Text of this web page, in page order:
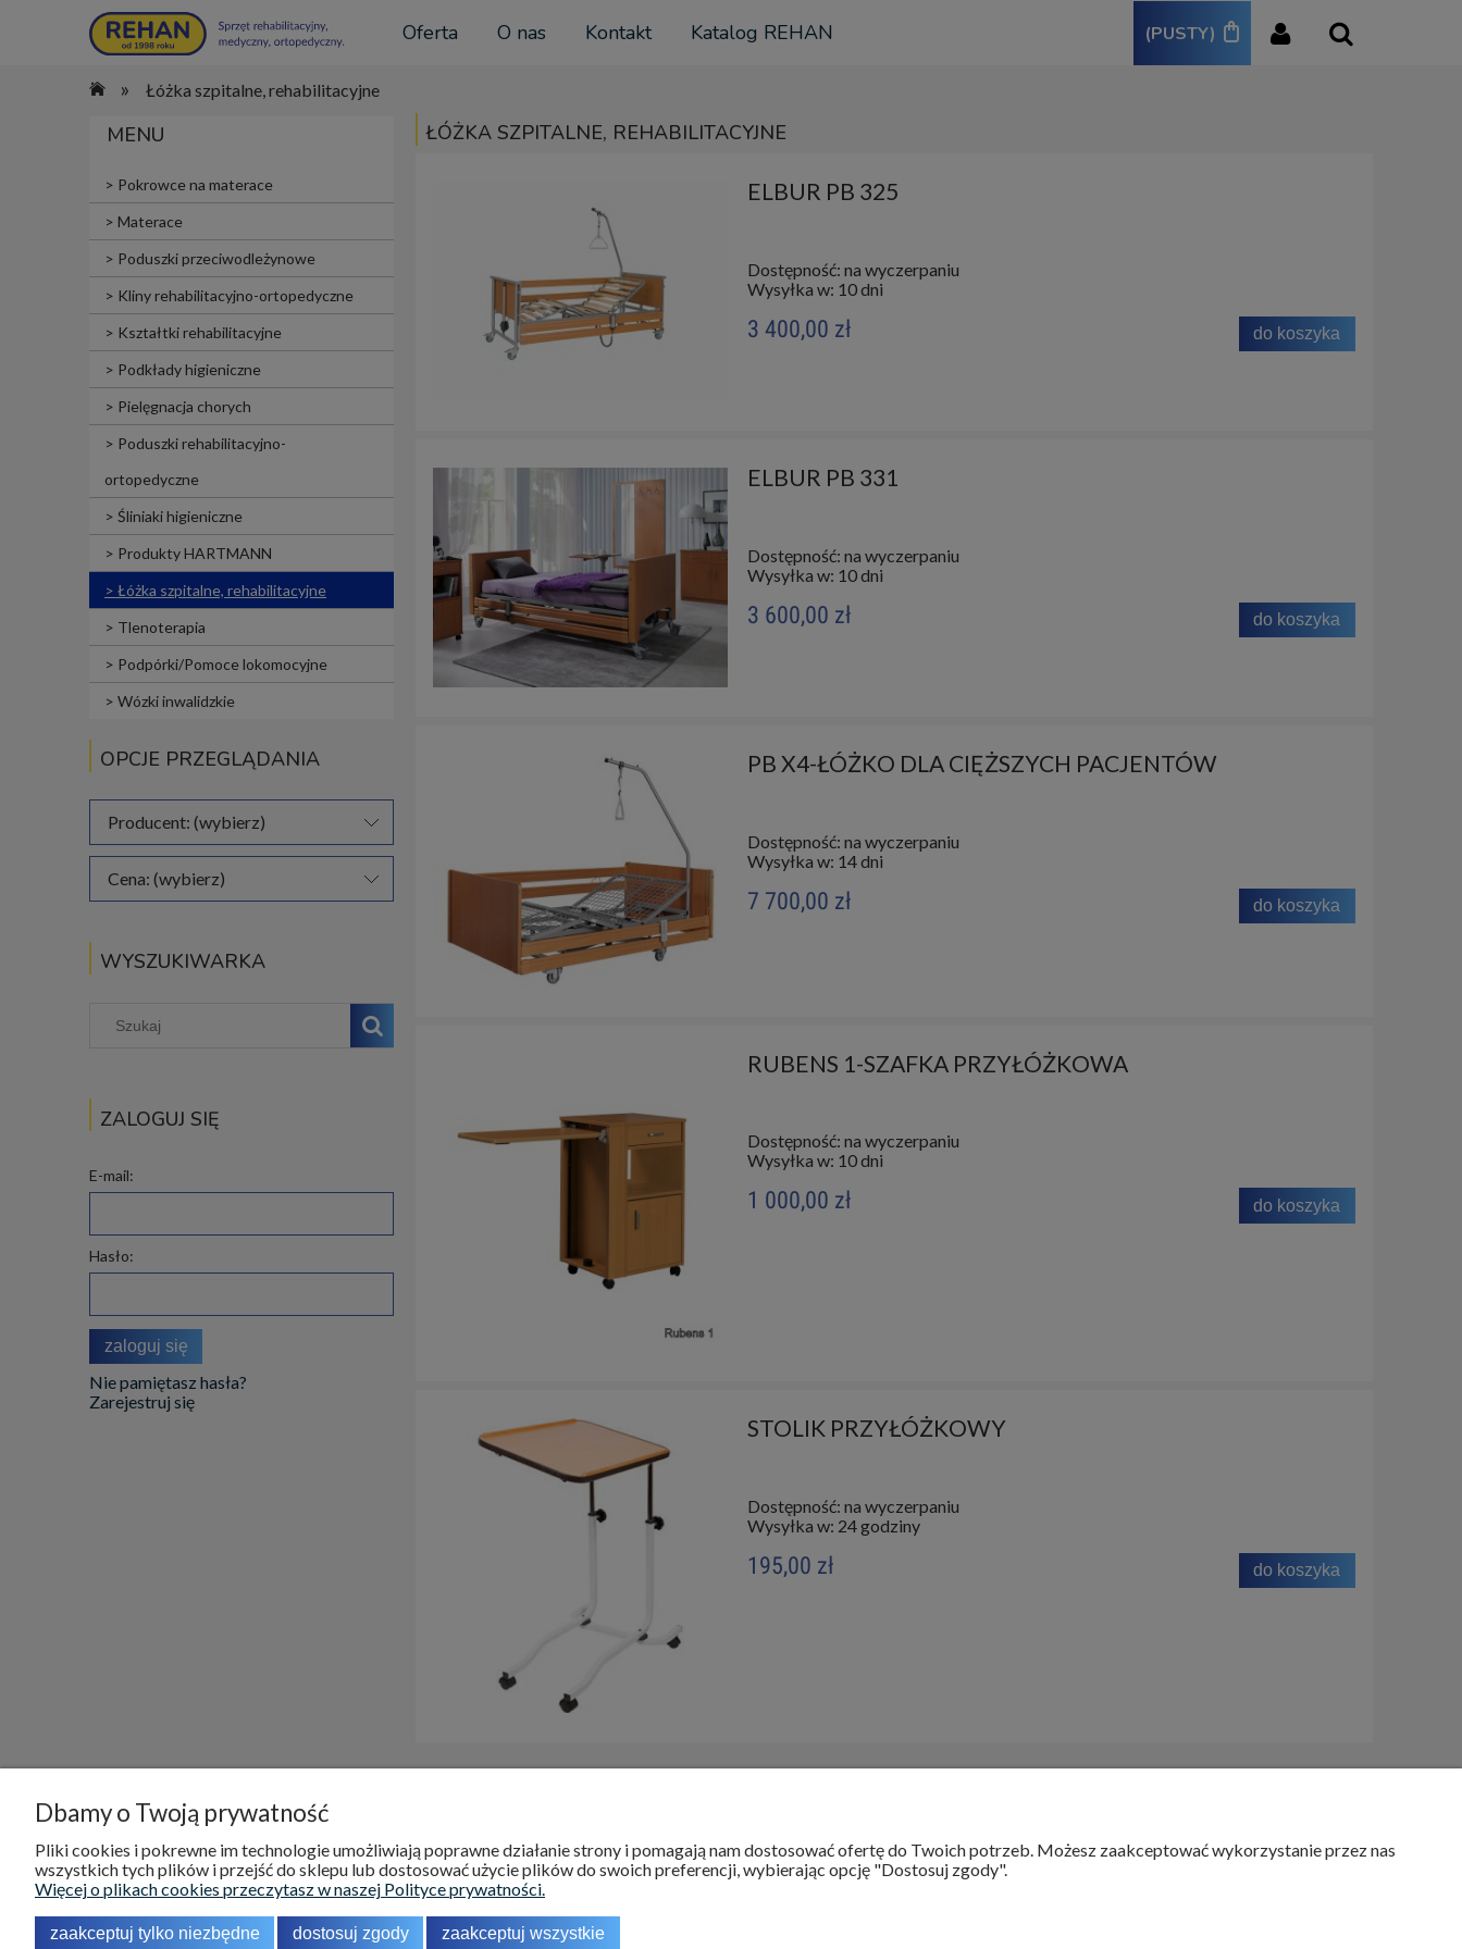
(PUSTY)
Oferta O nas Kontakt Katalog REHAN
» Łóżka szpitalne, rehabilitacyjne
MENU
Pokrowce na materace
Materace
Poduszki przeciwodleżynowe
Kliny rehabilitacyjno-ortopedyczne
Kształtki rehabilitacyjne
Podkłady higieniczne
Pielęgnacja chorych
Poduszki rehabilitacyjno-
ortopedyczne
Śliniaki higieniczne
Produkty HARTMANN
Łóżka szpitalne, rehabilitacyjne
Tlenoterapia
Podpórki/Pomoce lokomocyjne
Wózki inwalidzkie
OPCJE PRZEGLĄDANIA
Producent: (wybierz)
Cena: (wybierz)
WYSZUKIWARKA
ZALOGUJ SIĘ
E-mail:
Hasło:
zaloguj się
Nie pamiętasz hasła?
Zarejestruj się
ŁÓŻKA SZPITALNE, REHABILITACYJNE
ELBUR PB 325
Dostępność: na wyczerpaniu
Wysyłka w: 10 dni
3 400,00 zł do koszyka
ELBUR PB 331
Dostępność: na wyczerpaniu
Wysyłka w: 10 dni
3 600,00 zł do koszyka
PB X4-ŁÓŻKO DLA CIĘŻSZYCH PACJENTÓW
Dostępność: na wyczerpaniu
Wysyłka w: 14 dni
7 700,00 zł do koszyka
RUBENS 1-SZAFKA PRZYŁÓŻKOWA
Dostępność: na wyczerpaniu
Wysyłka w: 10 dni
1 000,00 zł do koszyka
STOLIK PRZYŁÓŻKOWY
Dostępność: na wyczerpaniu
Wysyłka w: 24 godziny
195,00 zł do koszyka
Koszty dostawy
Formy płatności
Reklamacje
Regulamin
Kontakt
Dbamy o Twoją prywatność
Pliki cookies i pokrewne im technologie umożliwiają poprawne działanie strony i pomagają nam dostosować ofertę do Twoich potrzeb. Możesz zaakceptować wykorzystanie przez nas
wszystkich tych plików i przejść do sklepu lub dostosować użycie plików do swoich preferencji, wybierając opcję "Dostosuj zgody".
Więcej o plikach cookies przeczytasz w naszej Polityce prywatności.
zaakceptuj tylko niezbędne dostosuj zgody zaakceptuj wszystkie